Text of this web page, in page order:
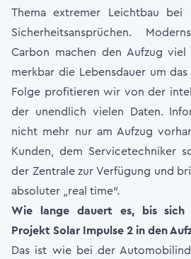
Thema extremer Leichtbau bei
Sicherheitsansprüchen.
Carbon machen den Aufzug
merkbar die Lebensdauer um
Folge profitieren wir von der
der unendlich vielen Daten.
nicht mehr nur am Aufzug
Kunden, dem Servicetechniker
der Zentrale zur Verfügung und
absoluter „real time“.
Wie lange dauert es, bis sich
Projekt Solar Impulse 2 in den
Das ist wie bei der